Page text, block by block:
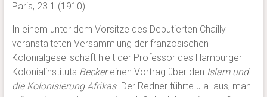
Paris, 23.1.(1910)
In einem unter dem Vorsitze des Deputierten Chailly
veranstalteten Versammlung der französischen
Kolonialgesellschaft hielt der Professor des Hamburger
Kolonialinstituts Beckereinen Vortrag über den Islam und
die Kolonisierung Afrikas. Der Redner führte u.a. aus, man